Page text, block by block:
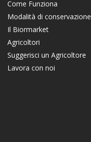
Come Funziona
Modalità di conservazione
Il Biormarket
Agricoltori
Suggerisci un Agricoltore
Lavora con noi